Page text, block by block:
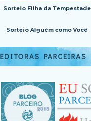
Sorteio Filha da Tempestade
Sorteio Alguém como Você
EDITORAS PARCEIRAS